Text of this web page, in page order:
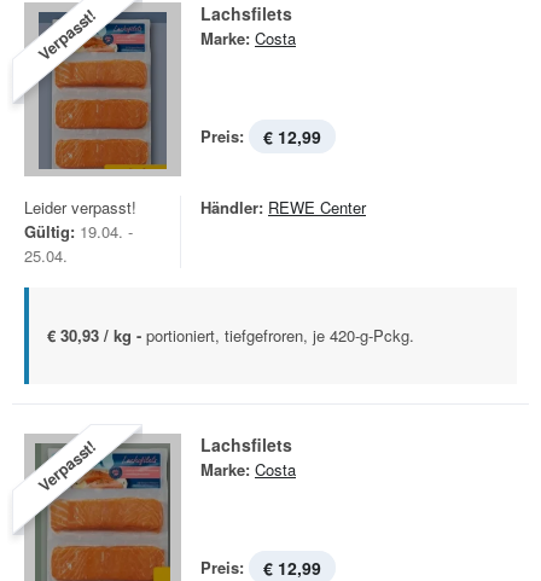
Verpasst! Lachsfilets
Marke: Costa
Preis: € 12,99
Leider verpasst!
Gültig: 19.04. -
25.04.
Händler: REWE Center
€ 30,93 / kg - portioniert, tiefgefroren, je 420-g-Pckg.
Verpasst! Lachsfilets
Marke: Costa
Preis: € 12,99